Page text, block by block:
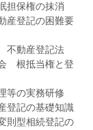
担保権の抹消
登記の困難要
不動産登記法
根抵当権と登
等の実務研修
記の基礎知識
型相続登記の